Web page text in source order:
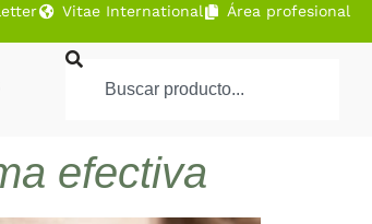
Vitae International Área profesional
efectiva